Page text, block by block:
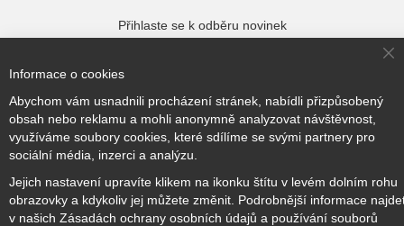
Přihlaste se k odběru novinek
Přihlásit odběr
Copyright © 2017–2026BRIDGE Academy , Všechna práva
vyhrazena.
Informace o cookies
Abychom vám usnadnili procházení stránek, nabídli přizpůsobený
obsah nebo reklamu a mohli anonymně analyzovat návštěvnost,
využíváme soubory cookies, které sdílíme se svými partnery pro
sociální média, inzerci a analýzu.
Jejich nastavení upravíte klikem na ikonku štítu v levém dolním rohu
obrazovky a kdykoliv jej můžete změnit. Podrobnější informace
v našich Zásadách ochrany osobních údajů a používání souborů